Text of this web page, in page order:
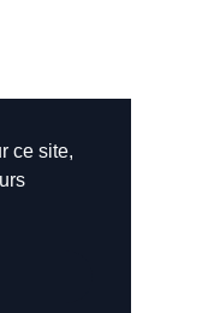
ce site,